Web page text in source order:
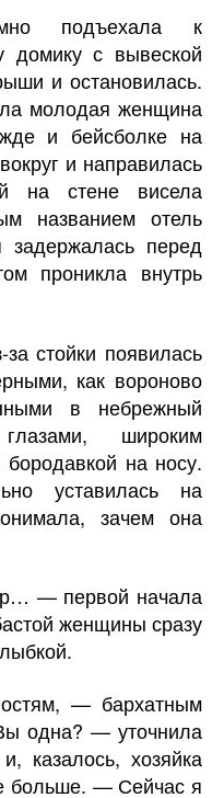
подъехала к
домику с вывеской
и остановилась.
молодая женщина
и бейсболке на
и направилась
на стене висела
названием отель
задержалась перед
проникла внутрь
стойки появилась
как вороново
в небрежный
широким
на носу.
уставилась на
зачем она
— первой начала
женщины сразу
— бархатным
одна? — уточнила
казалось, хозяйка
больше. — Сейчас я